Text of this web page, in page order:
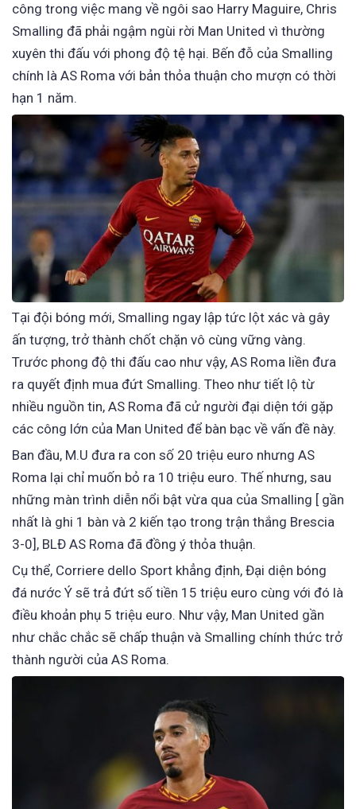
công trong việc mang về ngôi sao Harry Maguire, Chris
Smalling đã phải ngậm ngùi rời Man United vì thường
xuyên thi đấu với phong độ tệ hại. Bến đỗ của Smalling
chính là AS Roma với bản thỏa thuận cho mượn có thời
hạn 1 năm.
Tại đội bóng mới, Smalling ngay lập tức lột xác và gây
ấn tượng, trở thành chốt chặn vô cùng vững vàng.
Trước phong độ thi đấu cao như vậy, AS Roma liền đưa
ra quyết định mua đứt Smalling. Theo như tiết lộ từ
nhiều nguồn tin, AS Roma đã cử người đại diện tới gặp
các công lớn của Man United để bàn bạc về vấn đề này.
Ban đầu, M.U đưa ra con số 20 triệu euro nhưng AS
Roma lại chỉ muốn bỏ ra 10 triệu euro. Thế nhưng, sau
những màn trình diễn nổi bật vừa qua của Smalling [ gần
nhất là ghi 1 bàn và 2 kiến tạo trong trận thắng Brescia
3-0], BLĐ AS Roma đã đồng ý thỏa thuận.
Cụ thể, Corriere dello Sport khẳng định, Đại diện bóng
đá nước Ý sẽ trả đứt số tiền 15 triệu euro cùng với đó là
điều khoản phụ 5 triệu euro. Như vậy, Man United gần
như chắc chắc sẽ chấp thuận và Smalling chính thức trở
thành người của AS Roma.